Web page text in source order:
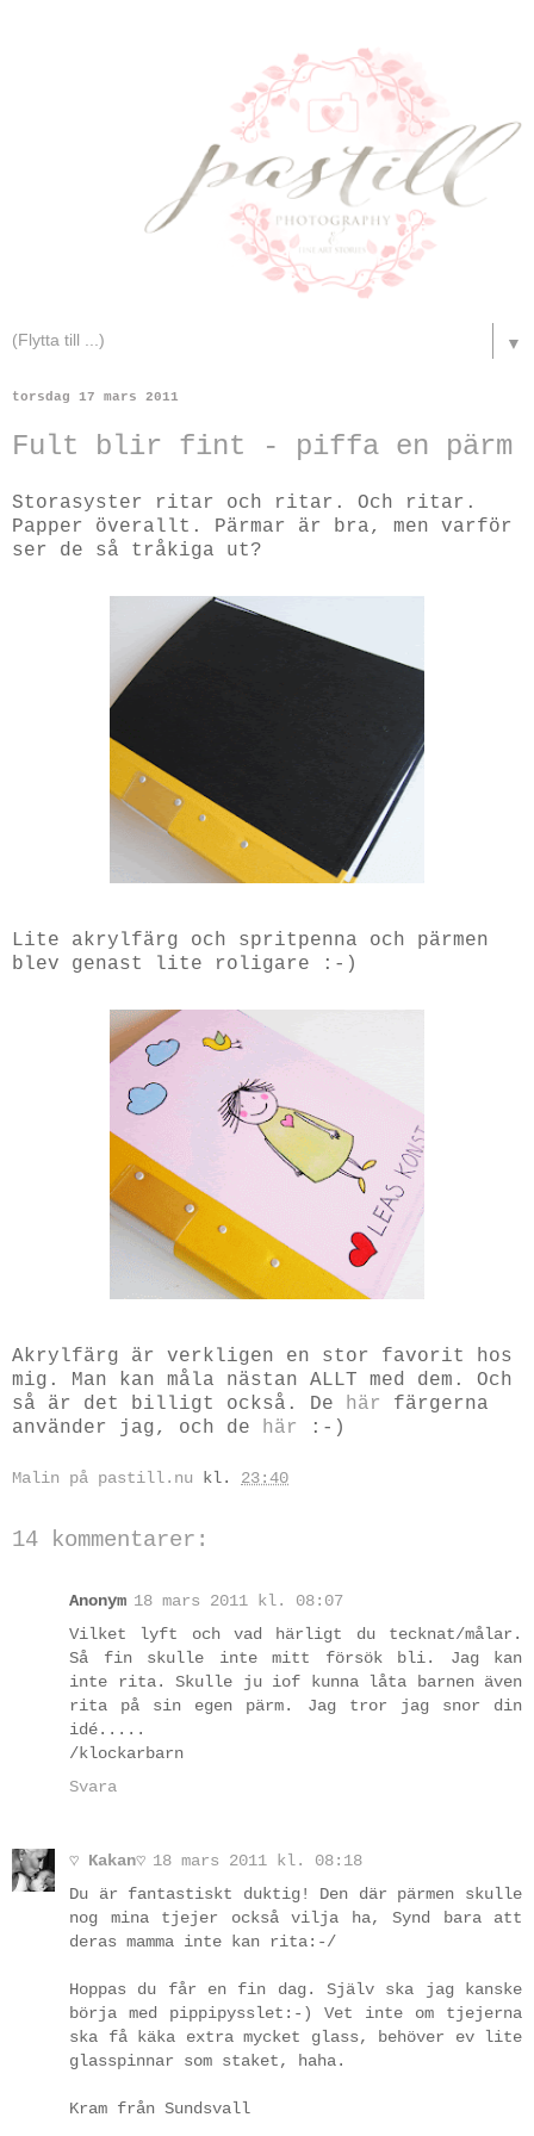
▼
torsdag 17 mars 2011
Fult blir fint - piffa en pärm
Storasyster ritar och ritar. Och ritar.
Papper överallt. Pärmar är bra, men varför
ser de så tråkiga ut?
Lite akrylfärg och spritpenna och pärmen
blev genast lite roligare :-)
Akrylfärg är verkligen en stor favorit hos
mig. Man kan måla nästan ALLT med dem. Och
så är det billigt också. De
här
färgerna
använder jag, och de
här :-)
Malin på pastill.nu kl. 23:40
14 kommentarer:
Anonym 18 mars 2011 kl. 08:07
Vilket lyft och vad härligt du tecknat/målar.
Så fin skulle inte mitt försök bli. Jag kan
inte rita. Skulle ju iof kunna låta barnen även
rita på sin egen pärm. Jag tror jag snor din
idé.....
/klockarbarn
Svara
♡ Kakan♡ 18 mars 2011 kl. 08:18
Du är fantastiskt duktig! Den där pärmen skulle
nog mina tjejer också vilja ha, Synd bara att
deras mamma inte kan rita:-/
Hoppas du får en fin dag. Själv ska jag kanske
börja med pippipysslet:-) Vet inte om tjejerna
ska få käka extra mycket glass, behöver ev lite
glasspinnar som staket, haha.
Kram från Sundsvall